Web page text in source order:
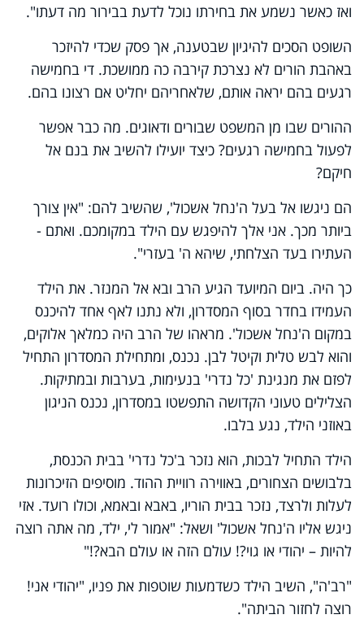
ואז כאשר נשמע את בחירתו נוכל לדעת בבירור מה דעתו".
השופט הסכים להיגיון שבטענה, אך פסק שכדי להיזכר
באהבת הורים לא נצרכת קירבה כה ממושכת. די בחמישה
רגעים בהם יראה אותם, שלאחריהם יחליט אם רצונו בהם.
ההורים שבו מן המשפט שבורים ודאוגים. מה כבר אפשר
לפעול בחמישה רגעים? כיצד יועילו להשיב את בנם אל
חיקם?
הם ניגשו אל בעל ה'נחל אשכול', שהשיב להם: "אין צורך
ביותר מכך. אני אלך להיפגש עם הילד במקומכם. ואתם -
העתירו בעד הצלחתי, שיהא ה' בעזרי".
כך היה. ביום המיועד הגיע הרב ובא אל המנזר. את הילד
העמידו בחדר בסוף המסדרון, ולא נתנו לאף אחד להיכנס
במקום ה'נחל אשכול'. מראהו של הרב היה כמלאך אלוקים,
והוא לבש טלית וקיטל לבן. נכנס, ומתחילת המסדרון התחיל
לפזם את מנגינת 'כל נדרי' בנעימות, בערבות ובמתיקות.
הצלילים טעוני הקדושה התפשטו במסדרון, נכנס הניגון
באוזני הילד, נגע בלבו.
הילד התחיל לבכות, הוא נזכר ב'כל נדרי' בבית הכנסת,
בלבושים הצחורים, באווירה רוויית ההוד. מוסיפים הזיכרונות
לעלות ולרצד, נזכר בבית הוריו, באבא ובאמא, וכולו רועד. אזי
ניגש אליו ה'נחל אשכול' ושאל: "אמור לי, ילד, מה אתה רוצה
להיות – יהודי או גוי?! עולם הזה או עולם הבא?!"
"רב'ה", השיב הילד כשדמעות שוטפות את פניו, "יהודי אני!
רוצה לחזור הביתה".